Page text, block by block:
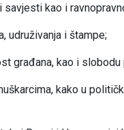
kao i
udruživanja i štampe;
građana, kao i
kako u